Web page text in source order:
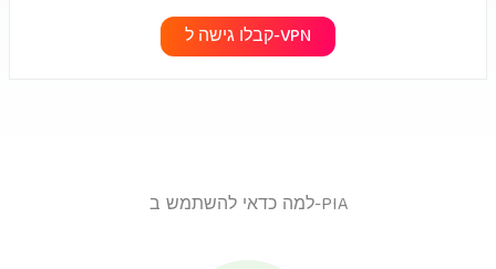
קבלו גישה ל-VPN
למה כדאי להשתמש ב-PIA